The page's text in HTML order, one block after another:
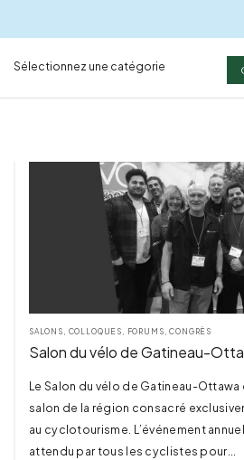
Sélectionnez une catégorie
SALONS, COLLOQUES, FORUMS, CONGRÈS
Salon du vélo de Gatineau-
Le Salon du vélo de Gatineau-
salon de la région consacré
au cyclotourisme. L’événement
attendu par tous les cyclistes pour...